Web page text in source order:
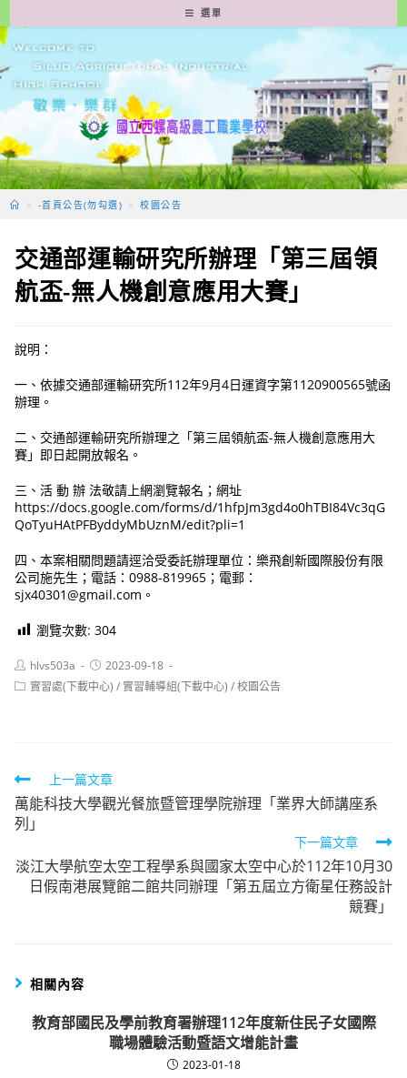
轉
至
要
容
選單
> -首頁公告(勿勾選) > 校園公告
交通部運輸研究所辦理「第三屆領
航盃-無人機創意應用大賽」
說明：
一、依據交通部運輸研究所112年9月4日運資字第1120900565號函
辦理。
二、交通部運輸研究所辦理之「第三屆領航盃-無人機創意應用大
賽」即日起開放報名。
三、活 動 辦 法敬請上網瀏覽報名；網址
https://docs.google.com/forms/d/1hfpJm3gd4o0hTBI84Vc3qG
QoTyuHAtPFByddyMbUznM/edit?pli=1
四、本案相關問題請逕洽受委託辦理單位：樂飛創新國際股份有限
公司施先生；電話：0988-819965；電郵：
sjx40301@gmail.com。
瀏覽次數: 304
Post
author:
hlvs503a
Post
published:
2023-09-18
Post實習處(下載中心) / 實習輔導組(下載中心) /校園公告
Read
more
articles
上一篇文章
萬能科技大學觀光餐旅暨管理學院辦理「業界大師講座系
列」
下一篇文章
淡江大學航空太空工程學系與國家太空中心於112年10月30
日假南港展覽館二館共同辦理「第五屆立方衛星任務設計
競賽」
相關內容
教育部國民及學前教育署辦理112年度新住民子女國際
職場體驗活動暨語文增能計畫
2023-01-18